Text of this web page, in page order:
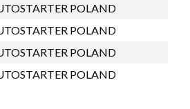
POLAND
POLAND
POLAND
POLAND